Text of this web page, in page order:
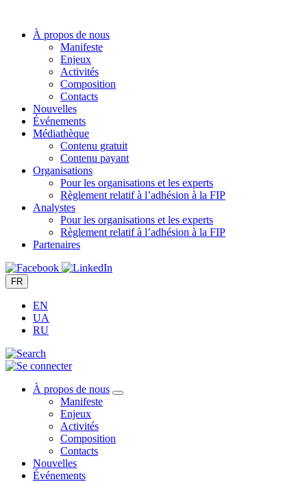
contenuÀ propos de nous
Manifeste
Enjeux
Activités
Composition
Contacts
Nouvelles
Événements
Médiathèque
Contenu gratuit
Contenu payant
Organisations
Pour les organisations et les experts
Règlement relatif à l’adhésion à la FIP
Analystes
Pour les organisations et les experts
Règlement relatif à l’adhésion à la FIP
Partenaires
FR
EN
UA
RU
À propos de nous
Manifeste
Enjeux
Activités
Composition
Contacts
Nouvelles
Événements